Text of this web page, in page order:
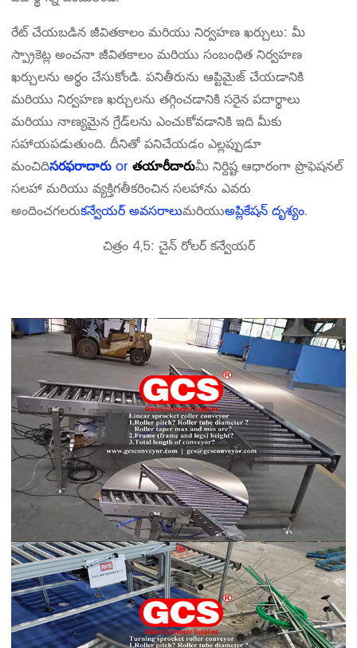
రేట్ చేయబడిన జీవితకాలం మరియు నిర్వహణ ఖర్చులు: మీ
స్ప్రాకెట్ల అంచనా జీవితకాలం మరియు సంబంధిత నిర్వహణ
ఖర్చులను అర్థం చేసుకోండి. పనితీరును ఆప్టిమైజ్ చేయడానికి
మరియు నిర్వహణ ఖర్చులను తగ్గించడానికి సరైన పదార్థాలు
మరియు నాణ్యమైన గ్రేడ్‌లను ఎంచుకోవడానికి ఇది మీకు
సహాయపడుతుంది. దీనితో పనిచేయడం ఎల్లప్పుడూ
మంచిదిసరఫరాదారుorతయారీదారుమీ నిర్దిష్ట ఆధారంగా ప్రొఫెషనల్
సలహా మరియు వ్యక్తిగతీకరించిన సలహాను ఎవరు
అందించగలరుకన్వేయర్ అవసరాలుమరియుఅప్లికేషన్ దృశ్యం.
చిత్రం 4,5: చైన్ రోలర్ కన్వేయర్